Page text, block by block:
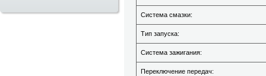
Система смазки:
Тип запуска:
Система зажигания:
Переключение передач: